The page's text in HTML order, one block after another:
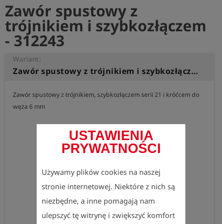
USTAWIENIA
PRYWATNOŚCI
Używamy plików cookies na naszej
stronie internetowej. Niektóre z nich są
niezbędne, a inne pomagają nam
ulepszyć tę witrynę i zwiększyć komfort
Zawór spustowy z
trójnikiem i szybkozłączem
- 312243
Wariant:
Zawór spustowy z trójnikiem i szybkozłączem
Zawór spustowy z trójnikiem, szybkozłączem serii 21 i króćcem do
węża 6 mm